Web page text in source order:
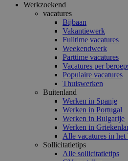
Werkzoekend
vacatures
Bijbaan
Vakantiewerk
Fulltime vacatures
Weekendwerk
Parttime vacatures
Vacatures per
Populaire vacatures
Thuiswerken
Buitenland
Werken in Spanje
Werken in Portugal
Werken in Bulgarije
Werken in
Alle vacatures in het
Sollicitatietips
Alle sollicitatietips